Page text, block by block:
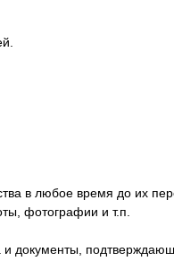
в любое время до их
фотографии и т.п.
и документы,